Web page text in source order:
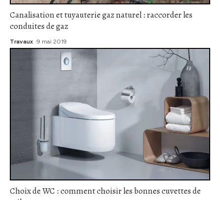
Canalisation et tuyauterie gaz naturel : raccorder les
conduites de gaz
Travaux 9 mai 2019
Choix de WC : comment choisir les bonnes cuvettes de